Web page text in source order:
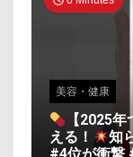
美容・健康
【2025
える！
知